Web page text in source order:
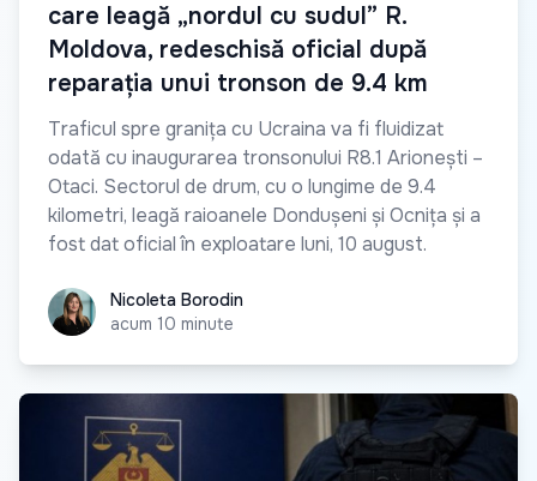
care leagă „nordul cu sudul” R.
Moldova, redeschisă oficial după
reparația unui tronson de 9.4 km
Traficul spre granița cu Ucraina va fi fluidizat
odată cu inaugurarea tronsonului R8.1 Arionești –
Otaci. Sectorul de drum, cu o lungime de 9.4
kilometri, leagă raioanele Dondușeni și Ocnița și a
fost dat oficial în exploatare luni, 10 august.
Nicoleta Borodin
Nicoleta Borodin
acum 10 minute